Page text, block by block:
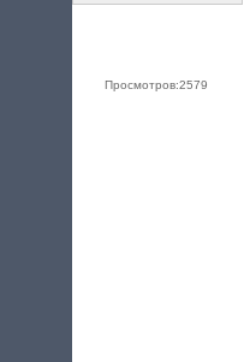
Просмотров:2579